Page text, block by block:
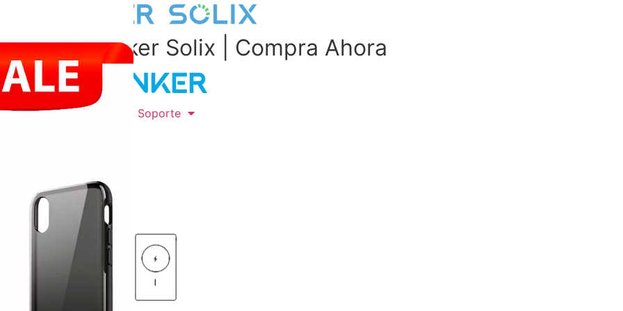
de Anker Solix | Compra Ahora
Contactanos Soporte